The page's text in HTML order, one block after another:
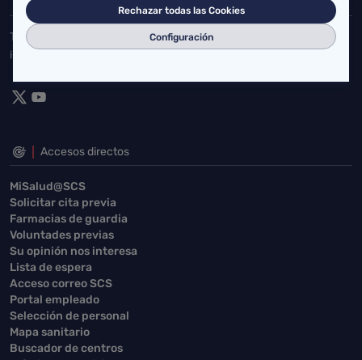
Toda la actualidad de Salud Cantabria en las redes sociales.
¡Síguenos!
Accesos directos
MiSalud@SCS
Solicitar cita previa
Farmacias de guardia
Voluntades previas
Su opinión nos interesa
Lista de espera
Acceso correo SCS
Portal empleado
Selección de personal
Mapa sanitario
Buscador de centros
Rechazar todas las Cookies
Configuración